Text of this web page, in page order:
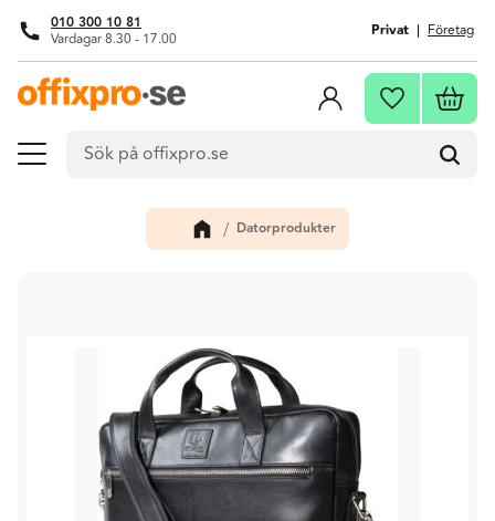
Meny
010 300 10 81
Vardagar 8.30 - 17.00 Privat Företag
Favoriter
Datorprodukter